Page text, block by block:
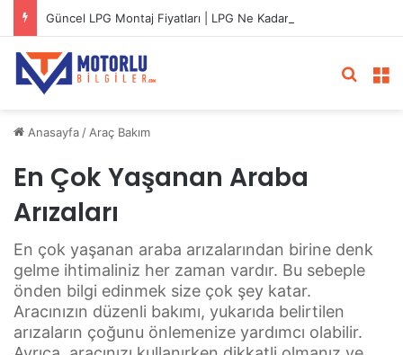
Güncel LPG Montaj Fiyatları | LPG Ne Kadara Takılır?
Anasayfa / Araç Bakım
En Çok Yaşanan Araba
Arızaları
En çok yaşanan araba arızalarından birine denk
gelme ihtimaliniz her zaman vardır. Bu sebeple
önden bilgi edinmek size çok şey katar.
Aracınızın düzenli bakımı, yukarıda belirtilen
arızaların çoğunu önlemenize yardımcı olabilir.